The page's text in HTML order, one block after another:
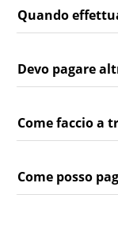
Quando
Devo pagare
Come faccio a
Come posso